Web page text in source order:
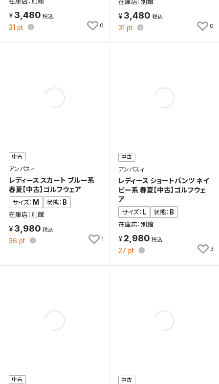
3,480
31 pt 0
在庫店：別館
3,480
31 pt 0
中古
アンパスィ
レディース スカート ブルー系
春夏【中古】ゴルフウェア
サイズ： M 状態： B
在庫店：別館
3,980
36 pt 1
中古
アンパスィ
レディース ショートパンツ ネイ
ビー系 春夏【中古】ゴルフウェ
ア
サイズ： L 状態： B
在庫店：別館
2,980
27 pt 3
中古 中古
が入荷した際に、メール及びお客様のアカウント内の
「お知らせ」で通知します。
件一覧」から画面を表示し、条件を変更の上、保存し直
保存する
キャンセル
検索条件を保存